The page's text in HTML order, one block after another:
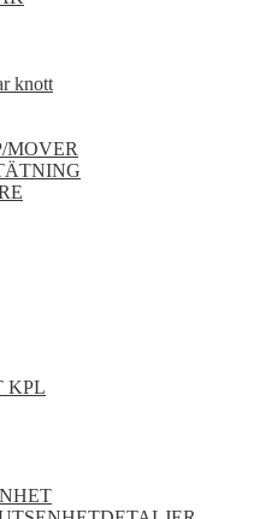
knott
MOVER
KPL